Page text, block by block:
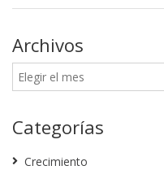
Archivos
Categorías
Crecimiento